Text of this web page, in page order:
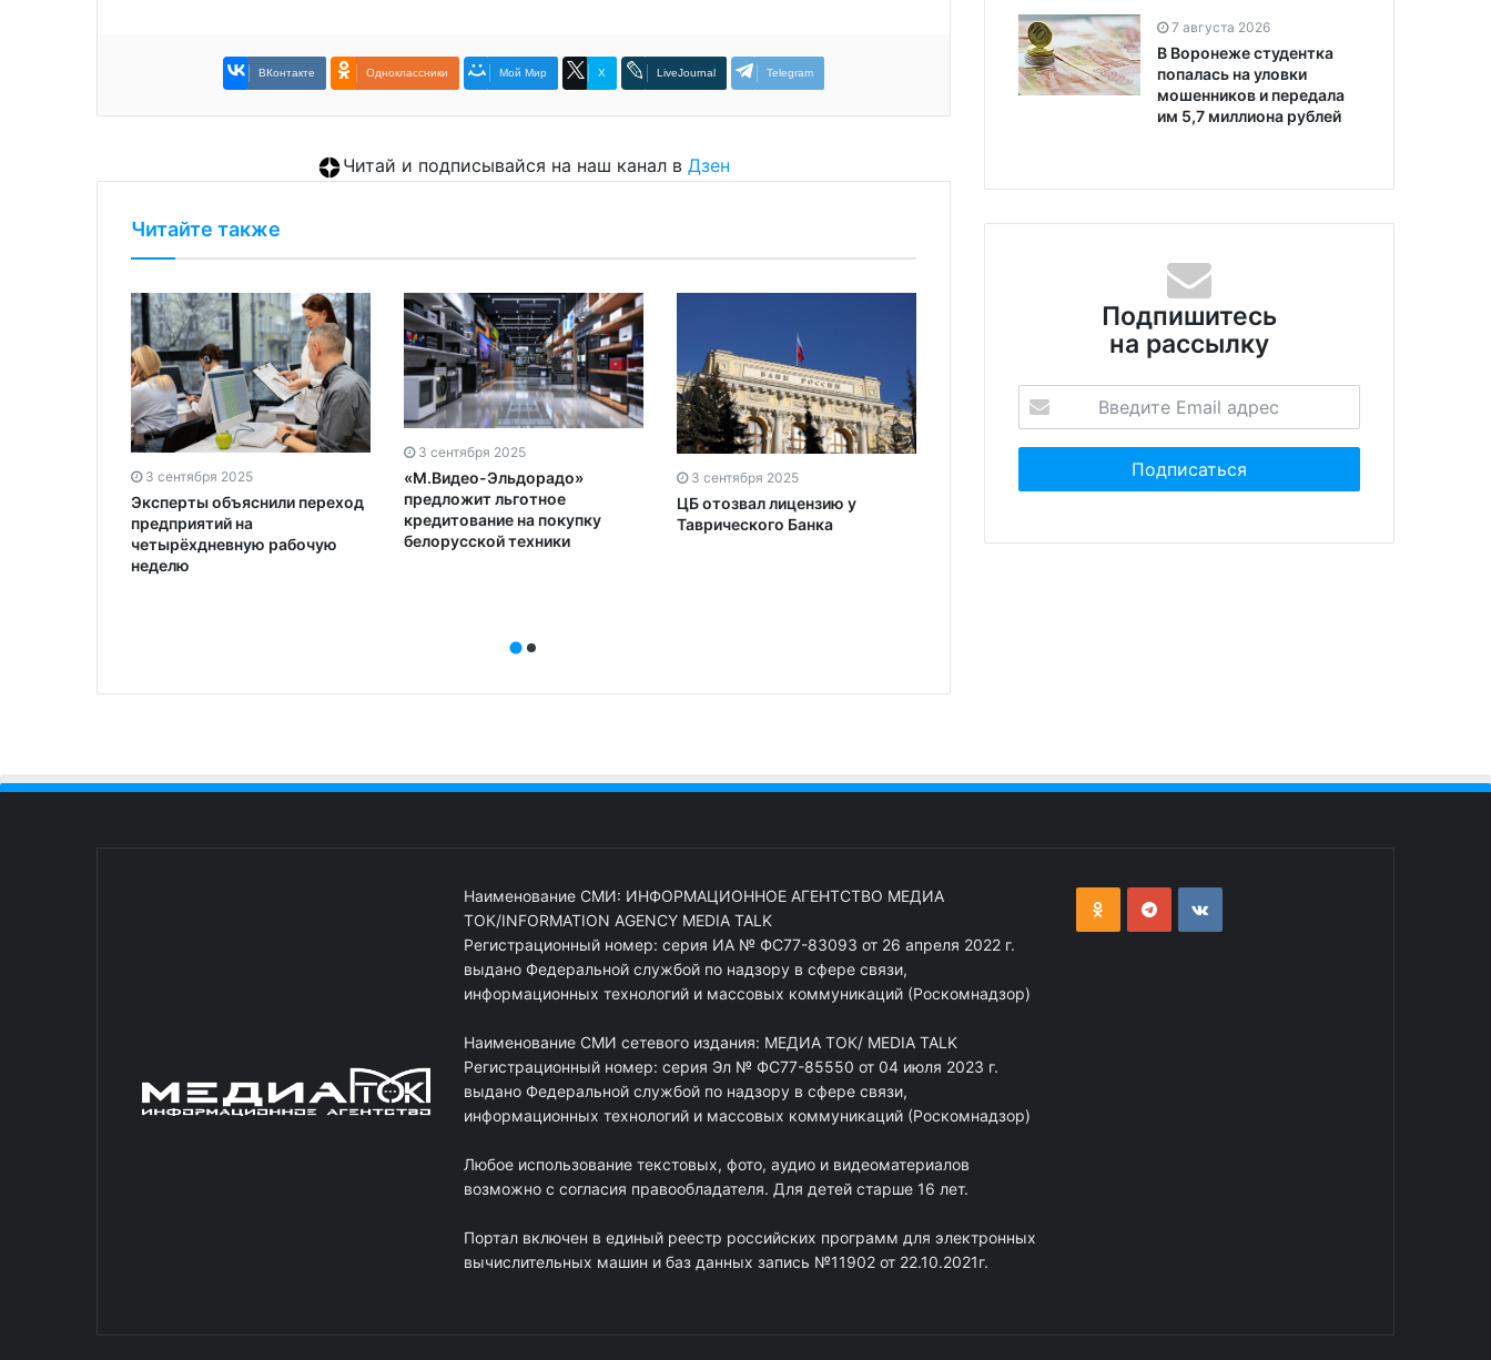
ВКонтакте Одноклассники Мой Мир X LiveJournal Telegram
Читай и подписывайся на наш канал в Дзен
Читайте также
3 сентября 2025
Эксперты объяснили переход
предприятий на
четырёхдневную рабочую
неделю
3 сентября 2025
«М.Видео-Эльдорадо»
предложит льготное
кредитование на покупку
белорусской техники
3 сентября 2025
ЦБ отозвал лицензию у
Таврического Банка
Скандал в Nestlé: гендиректор
2 сентября 2025
поездок
7 августа 2026
В Воронеже студентка
попалась на уловки
мошенников и передала
им 5,7 миллиона рублей
Подпишитесь
на рассылку
Наименование СМИ: ИНФОРМАЦИОННОЕ АГЕНТСТВО МЕДИА
ТОК/INFORMATION AGENCY MEDIA TALK
Регистрационный номер: серия ИА № ФС77-83093 от 26 апреля 2022 г.
выдано Федеральной службой по надзору в сфере связи,
информационных технологий и массовых коммуникаций (Роскомнадзор)
Наименование СМИ сетевого издания: МЕДИА ТОК/ MEDIA TALK
Регистрационный номер: серия Эл № ФС77-85550 от 04 июля 2023 г.
выдано Федеральной службой по надзору в сфере связи,
информационных технологий и массовых коммуникаций (Роскомнадзор)
Любое использование текстовых, фото, аудио и видеоматериалов
возможно с согласия правообладателя. Для детей старше 16 лет.
Портал включен в единый реестр российских программ для электронных
вычислительных машин и баз данных запись №11902 от 22.10.2021г.